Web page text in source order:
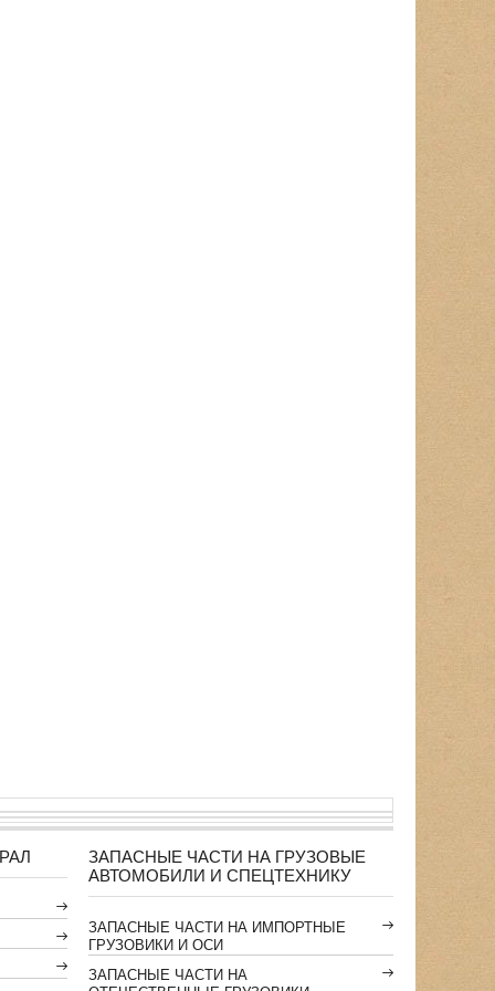
ЗАПАСНЫЕ ЧАСТИ НА ГРУЗОВЫЕ
АВТОМОБИЛИ И СПЕЦТЕХНИКУ
ЗАПАСНЫЕ ЧАСТИ НА ИМПОРТНЫЕ
ГРУЗОВИКИ И ОСИ
ЗАПАСНЫЕ ЧАСТИ НА